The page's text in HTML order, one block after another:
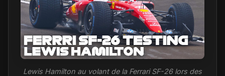
Lewis Hamilton au volant de la Ferrari SF-26 lors des